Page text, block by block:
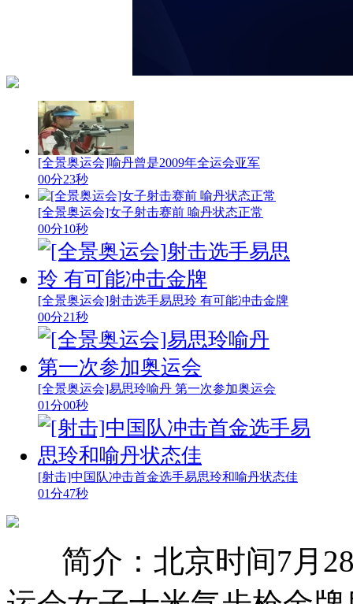
[全景奥运会]喻丹曾是2009年全运会亚军
00分23秒
[全景奥运会]女子射击赛前 喻丹状态正常
00分10秒
[全景奥运会]射击选手易思玲 有可能冲击金牌
00分21秒
[全景奥运会]易思玲喻丹 第一次参加奥运会
01分00秒
[射击]中国队冲击首金选手易思玲和喻丹状态佳
01分47秒
简介：北京时间7月